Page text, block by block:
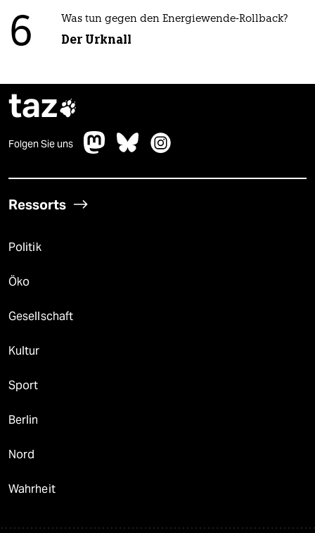
6 Was tun gegen den Energiewende-Rollback?
Der Urknall
taz
Folgen Sie uns
Ressorts
Politik
Öko
Gesellschaft
Kultur
Sport
Berlin
Nord
Wahrheit